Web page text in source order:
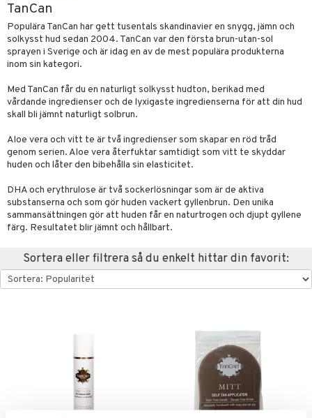
TanCan
Populära TanCan har gett tusentals skandinavier en snygg, jämn och
solkysst hud sedan 2004. TanCan var den första brun-utan-sol
sprayen i Sverige och är idag en av de mest populära produkterna
inom sin kategori.
Med TanCan får du en naturligt solkysst hudton, berikad med
vårdande ingredienser och de lyxigaste ingredienserna för att din hud
skall bli jämnt naturligt solbrun.
Aloe vera och vitt te är två ingredienser som skapar en röd tråd
genom serien. Aloe vera återfuktar samtidigt som vitt te skyddar
huden och låter den bibehålla sin elasticitet.
DHA och erythrulose är två sockerlösningar som är de aktiva
substanserna och som gör huden vackert gyllenbrun. Den unika
sammansättningen gör att huden får en naturtrogen och djupt gyllene
färg. Resultatet blir jämnt och hållbart.
Sortera eller filtrera så du enkelt hittar din favorit:
stylingverktyg
Set
in balsam
& Antifrizz
hy
hy
hy
makeup remover
utan sol
& Highlighter
Dagcreme
/ Kajal
up
utan sol
& tvål
Set
& Baby
spray
& Rumsdoft
de cologne
de parfum
de toilette
trimmers
utan sol
utan sol
shave balm
shave lotion
de toilette